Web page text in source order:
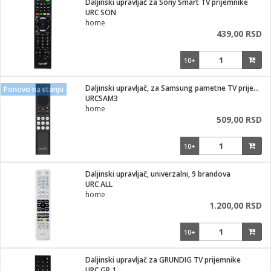
Daljinski upravljač za Sony Smart TV prijemnike
URC SON
home
439,00 RSD
10+
Ponovo na stanju
Daljinski upravljač, za Samsung pametne TV prijemnike
URCSAM3
home
509,00 RSD
10+
Daljinski upravljač, univerzalni, 9 brandova
URC ALL
home
1.200,00 RSD
10+
Daljinski upravljač za GRUNDIG TV prijemnike